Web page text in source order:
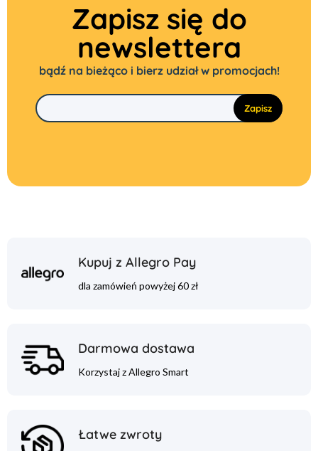
Zapisz się do
newslettera
bądź na bieżąco i bierz udział w promocjach!
Kupuj z Allegro Pay
dla zamówień powyżej 60 zł
Darmowa dostawa
Korzystaj z Allegro Smart
Łatwe zwroty